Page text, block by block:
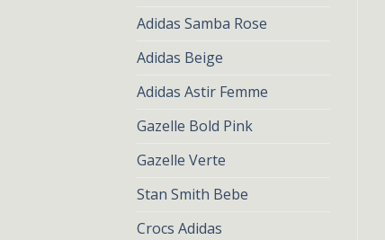
Adidas Samba Rose
Adidas Beige
Adidas Astir Femme
Gazelle Bold Pink
Gazelle Verte
Stan Smith Bebe
Crocs Adidas